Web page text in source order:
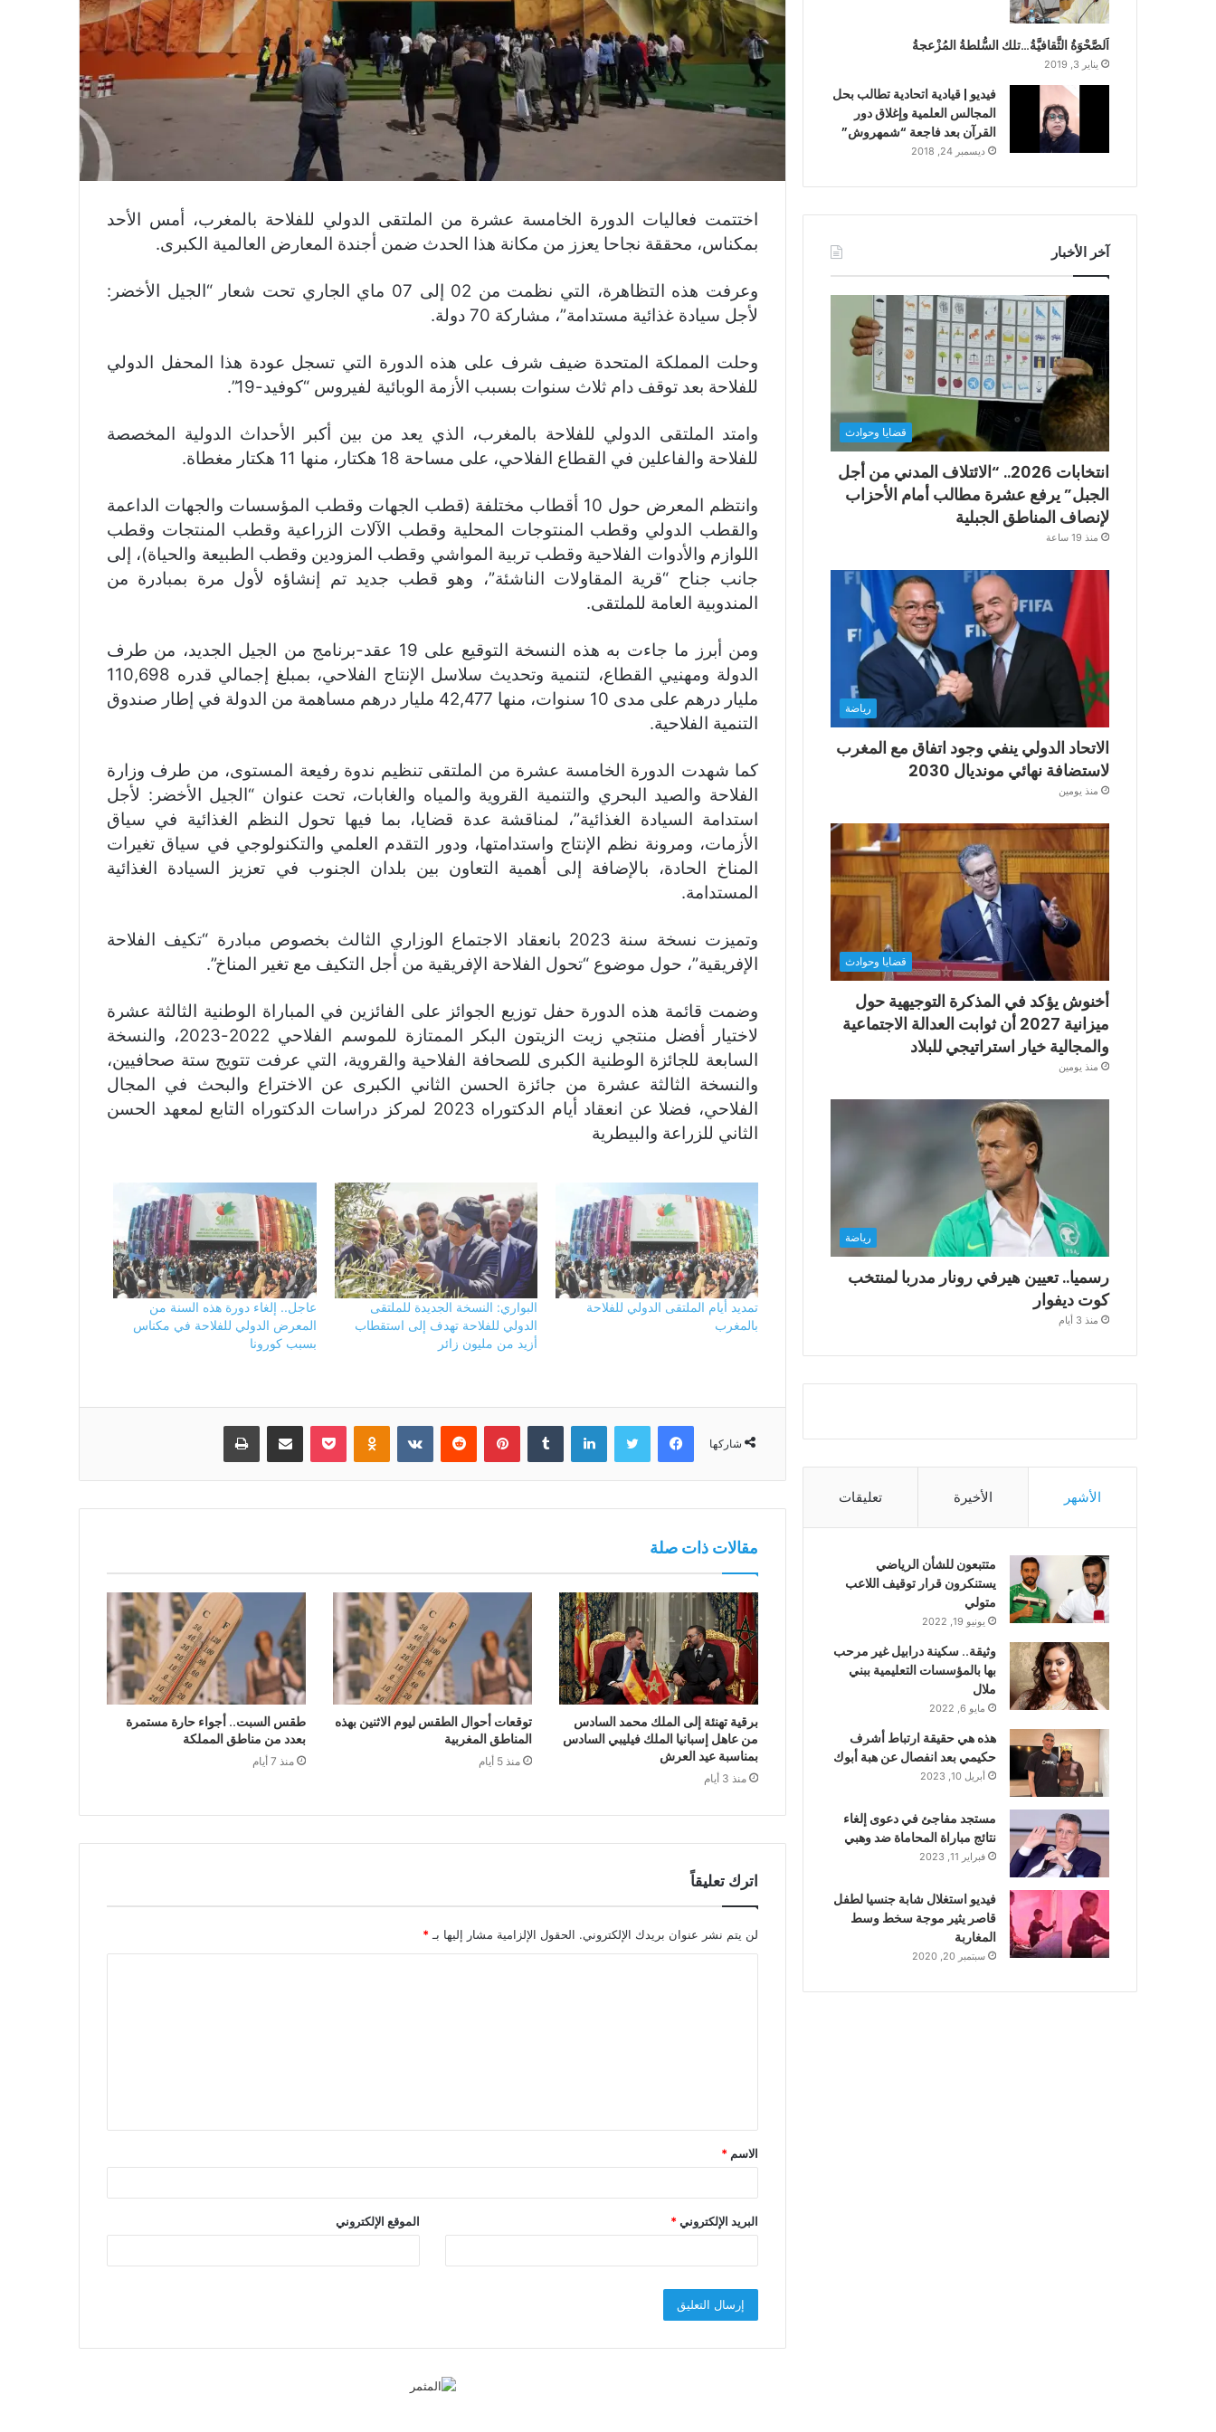
‬اختتمت فعاليات الدورة الخامسة عشرة من الملتقى الدولي للفلاحة بالمغرب، أمس الأحد
بمكناس، محققة نجاحا يعزز من مكانة هذا الحدث ضمن أجندة المعارض العالمية الكبرى.
وعرفت هذه التظاهرة، التي نظمت من 02 إلى 07 ماي الجاري تحت شعار “الجيل الأخضر:
لأجل سيادة غذائية مستدامة”، مشاركة 70 دولة.
وحلت المملكة المتحدة ضيف شرف على هذه الدورة التي تسجل عودة هذا المحفل الدولي
للفلاحة بعد توقف دام ثلاث سنوات بسبب الأزمة الوبائية لفيروس “كوفيد-19”.
وامتد الملتقى الدولي للفلاحة بالمغرب، الذي يعد من بين أكبر الأحداث الدولية المخصصة
للفلاحة والفاعلين في القطاع الفلاحي، على مساحة 18 هكتار، منها 11 هكتار مغطاة.
وانتظم المعرض حول 10 أقطاب مختلفة (قطب الجهات وقطب المؤسسات والجهات الداعمة
والقطب الدولي وقطب المنتوجات المحلية وقطب الآلات الزراعية وقطب المنتجات وقطب
اللوازم والأدوات الفلاحية وقطب تربية المواشي وقطب المزودين وقطب الطبيعة والحياة)، إلى
جانب جناح “قرية المقاولات الناشئة”، وهو قطب جديد تم إنشاؤه لأول مرة بمبادرة من
المندوبية العامة للملتقى.
ومن أبرز ما جاءت به هذه النسخة التوقيع على 19 عقد-برنامج من الجيل الجديد، من طرف
الدولة ومهنيي القطاع، لتنمية وتحديث سلاسل الإنتاج الفلاحي، بمبلغ إجمالي قدره 110,698
مليار درهم على مدى 10 سنوات، منها 42,477 مليار درهم مساهمة من الدولة في إطار صندوق
التنمية الفلاحية.
كما شهدت الدورة الخامسة عشرة من الملتقى تنظيم ندوة رفيعة المستوى، من طرف وزارة
الفلاحة والصيد البحري والتنمية القروية والمياه والغابات، تحت عنوان “الجيل الأخضر: لأجل
استدامة السيادة الغذائية”، لمناقشة عدة قضايا، بما فيها تحول النظم الغذائية في سياق
الأزمات، ومرونة نظم الإنتاج واستدامتها، ودور التقدم العلمي والتكنولوجي في سياق تغيرات
المناخ الحادة، بالإضافة إلى أهمية التعاون بين بلدان الجنوب في تعزيز السيادة الغذائية
المستدامة.
وتميزت نسخة سنة 2023 بانعقاد الاجتماع الوزاري الثالث بخصوص مبادرة “تكيف الفلاحة
الإفريقية”، حول موضوع “تحول الفلاحة الإفريقية من أجل التكيف مع تغير المناخ”.
وضمت قائمة هذه الدورة حفل توزيع الجوائز على الفائزين في المباراة الوطنية الثالثة عشرة
لاختيار أفضل منتجي زيت الزيتون البكر الممتازة للموسم الفلاحي 2022-2023، والنسخة
السابعة للجائزة الوطنية الكبرى للصحافة الفلاحية والقروية، التي عرفت تتويج ستة صحافيين،
والنسخة الثالثة عشرة من جائزة الحسن الثاني الكبرى عن الاختراع والبحث في المجال
الفلاحي، فضلا عن انعقاد أيام الدكتوراه 2023 لمركز دراسات الدكتوراه التابع لمعهد الحسن
الثاني للزراعة والبيطرية
تمديد أيام الملتقى الدولي للفلاحة
بالمغرب
البواري: النسخة الجديدة للملتقى
الدولي للفلاحة تهدف إلى استقطاب
أزيد من مليون زائر
عاجل.. إلغاء دورة هذه السنة من
المعرض الدولي للفلاحة في مكناس
بسبب كورونا
شاركها
فيسبوك تويتر لينكدإن بينتيريست Odnoklassniki
بوكيت مشاركة عبر البريد طباعة
مقالات ذات صلة
برقية تهنئة إلى الملك محمد السادس
من عاهل إسبانيا الملك فيليبي السادس
بمناسبة عيد العرش
منذ 3 أيام
توقعات أحوال الطقس ليوم الاثنين بهذه
المناطق المغربية
منذ 5 أيام
طقس السبت.. أجواء حارة مستمرة
بعدد من مناطق المملكة
منذ 7 أيام
اترك تعليقاً
لن يتم نشر عنوان بريدك الإلكتروني. الحقول الإلزامية مشار إليها بـ*
ق
*
الاسم *
البريد الإلكتروني* الموقع الإلكتروني
اَلصَّحْوَةُ الثَّقافيَّةُ…تلك السُّلطةُ المُزْعجةُ
يناير 3, 2019
فيديو | قيادية اتحادية تطالب بحل
المجالس العلمية وإغلاق دور
القرآن بعد فاجعة “شمهروش”
ديسمبر 24, 2018
آخر الأخبار
قضايا وحوادث
انتخابات 2026.. “الائتلاف المدني من أجل
الجبل” يرفع عشرة مطالب أمام الأحزاب
لإنصاف المناطق الجبلية
منذ 19 ساعة
رياضة
الاتحاد الدولي ينفي وجود اتفاق مع المغرب
لاستضافة نهائي مونديال 2030
منذ يومين
قضايا وحوادث
أخنوش يؤكد في المذكرة التوجيهية حول
ميزانية 2027 أن ثوابت العدالة الاجتماعية
والمجالية خيار استراتيجي للبلاد
منذ يومين
رياضة
رسميا.. تعيين هيرفي رونار مدربا لمنتخب
كوت ديفوار
منذ 3 أيام
الأشهر الأخيرة تعليقات
متتبعون للشأن الرياضي
يستنكرون قرار توقيف اللاعب
متولي
يونيو 19, 2022
وثيقة.. سكينة درابيل غير مرحب
بها بالمؤسسات التعليمية ببني
ملال
مايو 6, 2022
هذه هي حقيقة ارتباط أشرف
حكيمي بعد انفصال عن هبة أبوك
أبريل 10, 2023
مستجد مفاجئ في دعوى إلغاء
نتائج مباراة المحاماة ضد وهبي
فبراير 11, 2023
فيديو استغلال شابة جنسيا لطفل
قاصر يثير موجة سخط وسط
المغاربة
سبتمبر 20, 2020